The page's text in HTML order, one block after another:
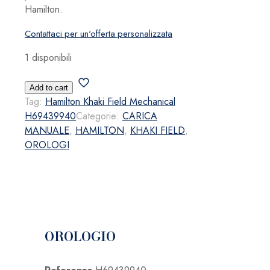
Hamilton.
Contattaci per un'offerta personalizzata
1 disponibili
Hamilton
Khaki
Field
Mechanical
H69439940
quantità
Add to cart
Tag: Hamilton Khaki Field Mechanical
H69439940Categorie: CARICA
MANUALE, HAMILTON, KHAKI FIELD,
OROLOGI
OROLOGIO